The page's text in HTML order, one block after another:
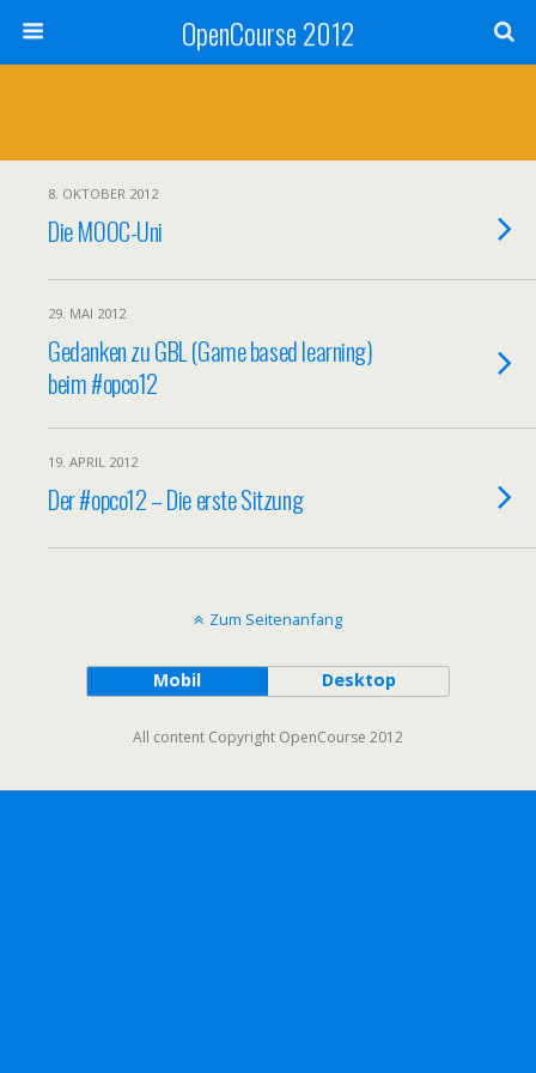
OpenCourse 2012
8. OKTOBER 2012
Die MOOC-Uni
29. MAI 2012
Gedanken zu GBL (Game based learning)
beim #opco12
19. APRIL 2012
Der #opco12 – Die erste Sitzung
Zum Seitenanfang
Mobil Desktop
All content Copyright OpenCourse 2012